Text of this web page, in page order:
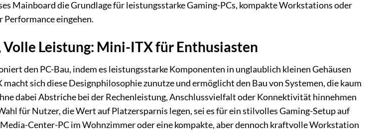
Mainboard die Grundlage für leistungsstarke Gaming-PCs, kompakte Workstations oder
Performance eingehen.
Leistung: Mini-ITX für Enthusiasten
den PC-Bau, indem es leistungsstarke Komponenten in unglaublich kleinen Gehäusen
sich diese Designphilosophie zunutze und ermöglicht den Bau von Systemen, die kaum
dabei Abstriche bei der Rechenleistung, Anschlussvielfalt oder Konnektivität hinnehmen
für Nutzer, die Wert auf Platzersparnis legen, sei es für ein stilvolles Gaming-Setup auf
Center-PC im Wohnzimmer oder eine kompakte, aber dennoch kraftvolle Workstation